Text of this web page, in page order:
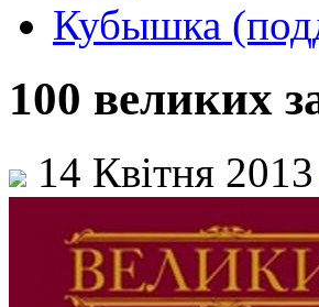
Кубышка
100 великих
14 Квітня 2013